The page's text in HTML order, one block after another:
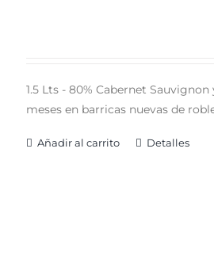
1.5 Lts - 80% Cabernet Sauvignon
meses en barricas nuevas de
Añadir al carrito Detalles